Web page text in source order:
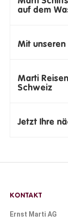
auf dem
Mit unseren
Marti
Schweiz
Jetzt Ihre
KONTAKT
Ernst Marti AG